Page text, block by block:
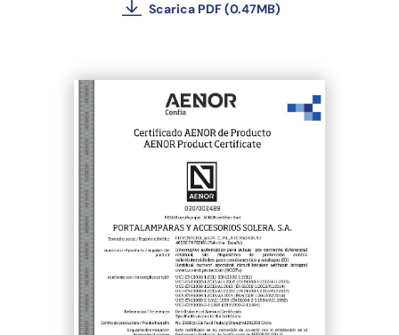
Scarica PDF (0.47MB)